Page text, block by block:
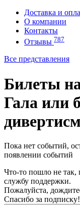
Доставка и
О компании
Контакты
Отзывы 787
Все представления
Билеты
Гала или
Пока нет событий,
появлении событий
Что-то пошло не так,
службу поддержки.
Пожалуйста,
Спасибо за подписку!